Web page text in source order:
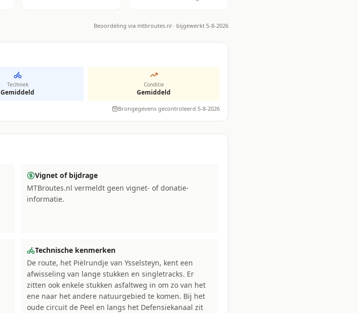
Beoordeling via mtbroutes.nl · bijgewerkt 5-8-2026
Techniek
Gemiddeld
Conditie
Gemiddeld
Brongegevens gecontroleerd 5-8-2026
Vignet of bijdrage
MTBroutes.nl vermeldt geen vignet- of donatie-
informatie.
Technische kenmerken
De route, het Piëlrundje van Ysselsteyn, kent een
afwisseling van lange stukken en singletracks. Er
zitten ook enkele stukken asfaltweg in om zo van het
ene naar het andere natuurgebied te komen. Bij het
oude circuit de Peel en langs het Defensiekanaal zit